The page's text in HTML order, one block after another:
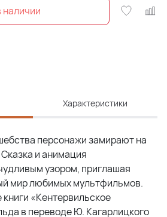
Характеристики
персонажи замирают на
и анимация
узором, приглашая
мир любимых мультфильмов.
«Кентервильское
в переводе Ю. Кагарлицкого